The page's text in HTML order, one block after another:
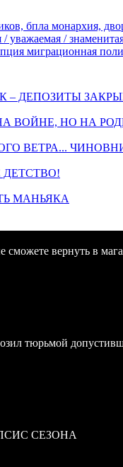
бпла монархия,
уважаемая /
миграционная
– ДЕПОЗИТЫ
ВОЙНЕ, НО НА
ВЕТРА...
ДЕТСТВО!
МАНЬЯКА
сможете вернуть в
тюрьмой
СЕЗОНА